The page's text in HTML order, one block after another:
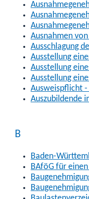
Ausnahmen
Ausschlagung
Ausstellung
Ausstellung
Ausstellung
Ausweispflicht
Auszubildende
B
Baden-
BAföG für